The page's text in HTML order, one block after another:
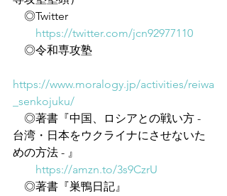
◎Twitter
https://twitter.com/jcn92977110
◎令和専攻塾
https://www.moralogy.jp/activities/reiwa
_senkojuku/
◎著書『中国、ロシアとの戦い方 -
台湾・日本をウクライナにさせないた
めの方法 - 』
https://amzn.to/3s9CzrU
◎著書『巣鴨日記』